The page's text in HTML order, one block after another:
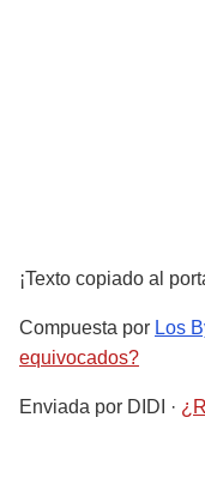
¡Texto copiado al
Compuesta por Los
equivocados?
Enviada por DIDI ·